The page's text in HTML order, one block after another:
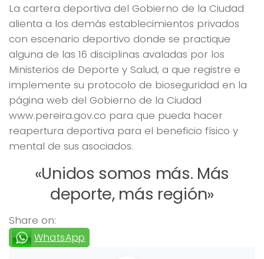
La cartera deportiva del Gobierno de la Ciudad
alienta a los demás establecimientos privados
con escenario deportivo donde se practique
alguna de las 16 disciplinas avaladas por los
Ministerios de Deporte y Salud, a que registre e
implemente su protocolo de bioseguridad en la
página web del Gobierno de la Ciudad
www.pereira.gov.co para que pueda hacer
reapertura deportiva para el beneficio físico y
mental de sus asociados.
«Unidos somos más. Más
deporte, más región»
Share on:
WhatsApp